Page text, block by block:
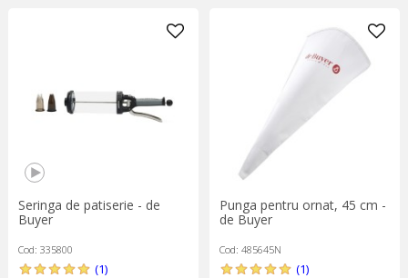
Seringa de patiserie - de
Buyer
Cod: 335800
(1)
Punga pentru ornat, 45 cm -
de Buyer
Cod: 485645N
(1)